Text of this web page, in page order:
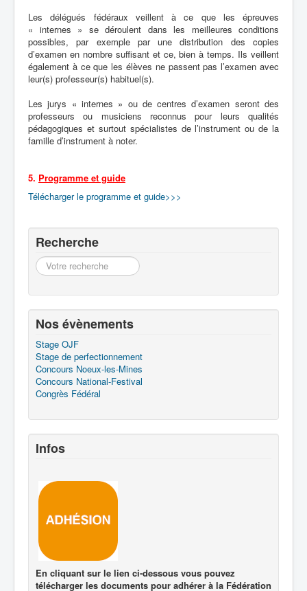
Les délégués fédéraux veillent à ce que les épreuves
« internes » se déroulent dans les meilleures conditions
possibles, par exemple par une distribution des copies
d’examen en nombre suffisant et ce, bien à temps. Ils veillent
également à ce que les élèves ne passent pas l’examen avec
leur(s) professeur(s) habituel(s).
Les jurys « internes » ou de centres d’examen seront des
professeurs ou musiciens reconnus pour leurs qualités
pédagogiques et surtout spécialistes de l’instrument ou de la
famille d’instrument à noter.
5. Programme et guide
Télécharger le programme et guide>>>
Recherche
Recherche
Nos évènements
Stage OJF
Stage de perfectionnement
Concours Noeux-les-Mines
Concours National-Festival
Congrès Fédéral
Infos
En cliquant sur le lien ci-dessous vous pouvez
télécharger les documents pour adhérer à la Fédération